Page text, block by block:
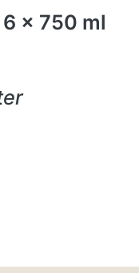
x 750 ml